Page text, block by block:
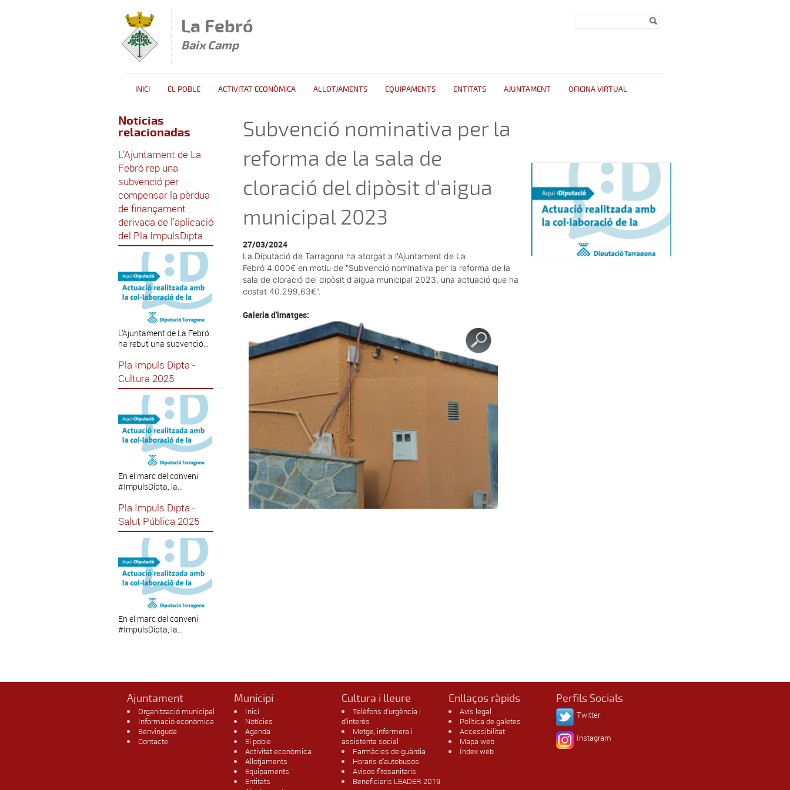
La Febró
Baix Camp
INICI EL POBLE ACTIVITAT ECONÒMICA ALLOTJAMENTS EQUIPAMENTS ENTITATS AJUNTAMENT OFICINA VIRTUAL
Noticias
relacionadas
L’Ajuntament de La
Febró rep una
subvenció per
compensar la pèrdua
de finançament
derivada de l’aplicació
del Pla ImpulsDipta
L’Ajuntament de La Febró
ha rebut una subvenció...
Pla Impuls Dipta -
Cultura 2025
En el marc del conveni
#ImpulsDipta, la...
Pla Impuls Dipta -
Salut Pública 2025
En el marc del conveni
#ImpulsDipta, la...
Subvenció nominativa per la
reforma de la sala de
cloració del dipòsit d'aigua
municipal 2023
27/03/2024
La Diputació de Tarragona ha atorgat a l'Ajuntament de La
Febró 4.000€ en motiu de "Subvenció nominativa per la reforma de la
sala de cloració del dipòsit d'aigua municipal 2023, una actuació que ha
costat 40.299,63€".
Galeria d'imatges:
Ajuntament
Organització municipal
Informació econòmica
Benvinguda
Contacte
Municipi
Inici
Notícies
Agenda
El poble
Activitat econòmica
Allotjaments
Equipaments
Entitats
Cultura i lleure
Telèfons d'urgència i
d'interès
Metge, infermera i
assistenta social
Farmàcies de guàrdia
Horaris d'autobusos
Avisos fitosanitaris
Beneficiaris LEADER 2019
Enllaços ràpids
Avís legal
Política de galetes
Accessibilitat
Mapa web
Índex web
Perfils Socials
Twitter
Instagram